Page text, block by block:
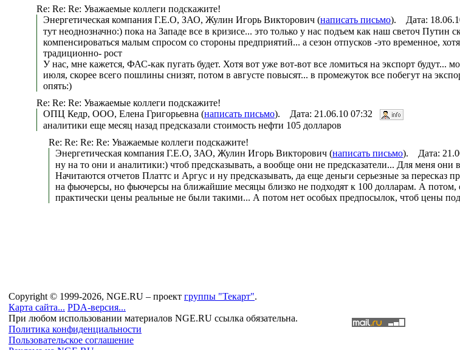
Re: Re: Re: Уважаемые коллеги подскажите!
Энергетическая компания Г.Е.О, ЗАО, Жулин Игорь Викторович (написать письмо). Дата:
тут неоднозначно:) пока на Западе все в кризисе... это только у нас подъем как наш светоч Путин
компенсироваться малым спросом со стороны предприятий... а сезон отпусков -это временное,
традиционно- рост
У нас, мне кажется, ФАС-как пугать будет. Хотя вот уже вот-вот все ломиться на экспорт будут...
июля, скорее всего пошлины снизят, потом в августе повысят... в промежуток все побегут на
опять:)
Re: Re: Re: Уважаемые коллеги подскажите!
ОПЦ Кедр, ООО, Елена Григорьевна (написать письмо). Дата: 21.06.10 07:32
аналитики еще месяц назад предсказали стоимость нефти 105 долларов
Re: Re: Re: Re: Уважаемые коллеги подскажите!
Энергетическая компания Г.Е.О, ЗАО, Жулин Игорь Викторович (написать письмо). Дата:
ну на то они и аналитики:) чтоб предсказывать, а вообще они не предсказатели... Для меня
Начитаются отчетов Платтс и Аргус и ну предсказывать, да еще деньги серьезные за пересказ
на фьючерсы, но фьючерсы на ближайшие месяцы близко не подходят к 100 долларам. А потом,
практически цены реальные не были такими... А потом нет особых предпосылок, чтоб цены
Copyright © 1999-2026, NGE.RU – проект группы "Текарт".
Карта сайта... PDA-версия...
При любом использовании материалов NGE.RU ссылка обязательна.
Политика конфиденциальности
Пользовательское соглашение